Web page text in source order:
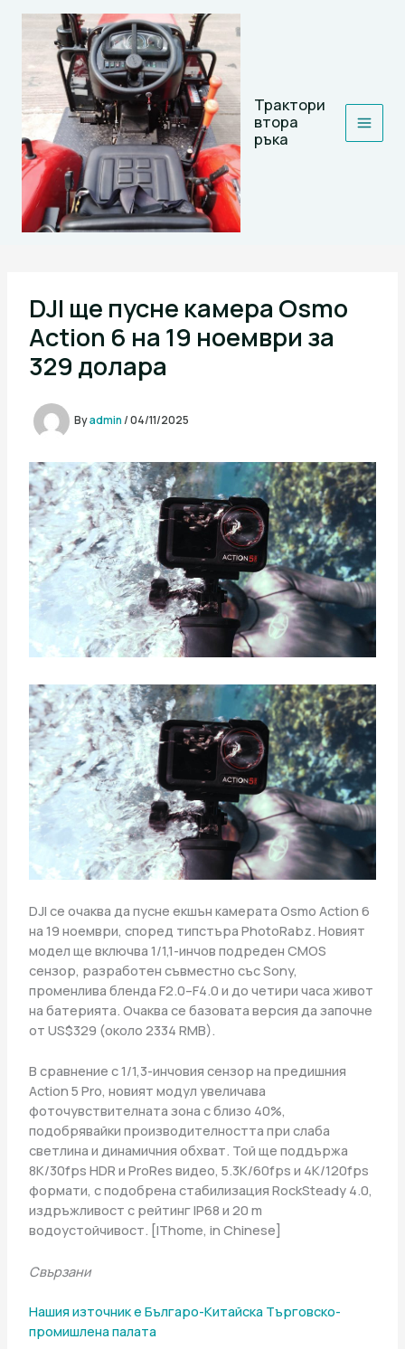
Skip
Трактори
втора
ръка
DJI ще пусне камера Osmo
Action 6 на 19 ноември за
329 долара
Byadmin/04/11/2025
DJI се очаква да пусне екшън камерата Osmo Action 6
на 19 ноември, според типстъра PhotoRabz. Новият
модел ще включва 1/1,1-инчов подреден CMOS
сензор, разработен съвместно със Sony,
променлива бленда F2.0–F4.0 и до четири часа живот
на батерията. Очаква се базовата версия да започне
от US$329 (около 2334 RMB).
В сравнение с 1/1,3-инчовия сензор на предишния
Action 5 Pro, новият модул увеличава
фоточувствителната зона с близо 40%,
подобрявайки производителността при слаба
светлина и динамичния обхват. Той ще поддържа
8K/30fps HDR и ProRes видео, 5.3K/60fps и 4K/120fps
формати, с подобрена стабилизация RockSteady 4.0,
издръжливост с рейтинг IP68 и 20 m
водоустойчивост. [IThome, in Chinese]
Свързани
Нашия източник е Българо-Китайска Търговско-
промишлена палaта